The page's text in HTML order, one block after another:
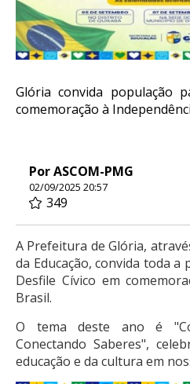
Glória convida população
comemoração à
Por ASCOM-PMG
02/09/2025 20:57
349
A Prefeitura de Glória,
da Educação, convida toda
Desfile Cívico em
Brasil.
O tema deste ano é
Conectando Saberes",
educação e da cultura em